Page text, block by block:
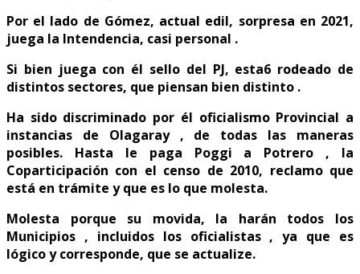
Por el lado de Gómez, actual edil, sorpresa en 2021,
juega la Intendencia, casi personal .
Si bien juega con él sello del PJ, esta6 rodeado de
distintos sectores, que piensan bien distinto .
Ha sido discriminado por él oficialismo Provincial a
instancias de Olagaray , de todas las maneras
posibles. Hasta le paga Poggi a Potrero , la
Coparticipación con el censo de 2010, reclamo que
está en trámite y que es lo que molesta.
Molesta porque su movida, la harán todos los
Municipios , incluidos los oficialistas , ya que es
lógico y corresponde, que se actualize.